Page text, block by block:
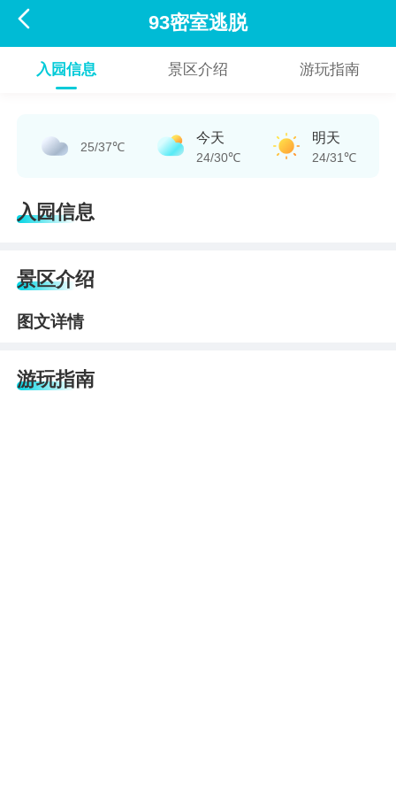
 93密室逃脱
入园信息 景区介绍 游玩指南
25/37℃
今天
24/30℃
明天
24/31℃
入园信息
景区介绍
图文详情
游玩指南